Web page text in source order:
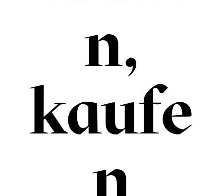
n,
kaufe
n